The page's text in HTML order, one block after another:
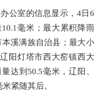
室的信息显示，4日6
毫米；最大累积降雨
溪满族自治县；最大小
阳灯塔市西大窑镇西大
达到50.5毫米，辽阳、
紧随其后。